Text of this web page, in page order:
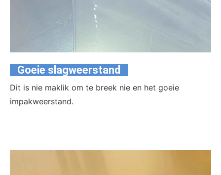
Goeie slagweerstand
Dit is nie maklik om te breek nie en het goeie
impakweerstand.